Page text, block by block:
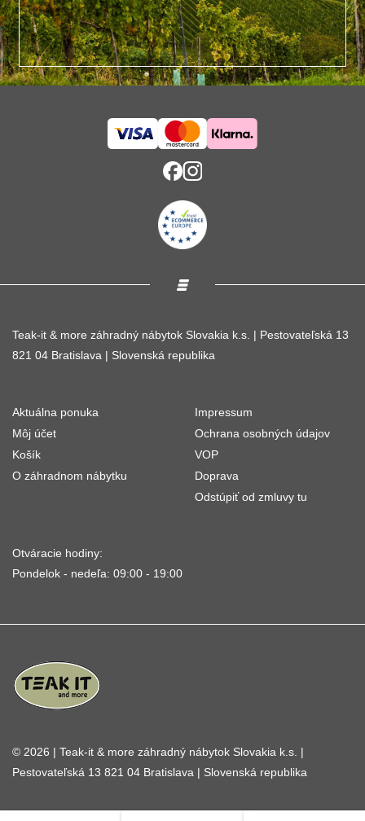
Teak-it & more záhradný nábytok Slovakia k.s. | Pestovateľská 13
821 04 Bratislava | Slovenská republika
Aktuálna ponuka
Môj účet
Košík
O záhradnom nábytku
Impressum
Ochrana osobných údajov
VOP
Doprava
Odstúpiť od zmluvy tu
Otváracie hodiny:
Pondelok - nedeľa: 09:00 - 19:00
© 2026 | Teak-it & more záhradný nábytok Slovakia k.s. |
Pestovateľská 13 821 04 Bratislava | Slovenská republika